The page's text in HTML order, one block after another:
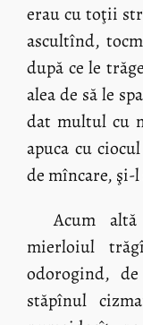
erau cu toţii
ascultînd,
după ce le
alea de să le
dat multul cu
apuca cu
de mîncare,
Acum
mierloiul
odorogind,
stăpînul